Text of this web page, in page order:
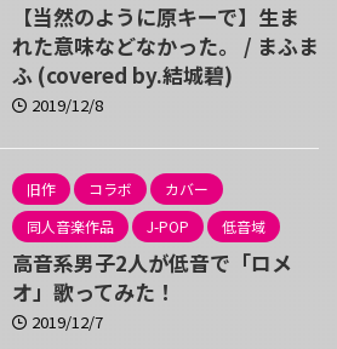
【当然のように原キーで】生ま
れた意味などなかった。 / まふま
ふ (covered by.結城碧)
2019/12/8
旧作 コラボ
カバー
同人音楽作品
J-POP 低音域
高音系男子2人が低音で「ロメ
オ」歌ってみた！
2019/12/7